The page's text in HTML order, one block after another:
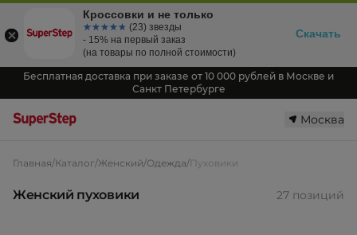
Бесплатная доставка при заказе от 10 000 рублей в Москве и
Санкт Петербурге
Москва
Главная/Каталог/Женский/Одежда/ Пуховики
Женский пуховики 27 позиций
Кроссовки и не только
☆☆☆☆☆
★★★★★ (23) звезды
- 15% на первый заказ
(на товары по полной стоимости)
Скачать